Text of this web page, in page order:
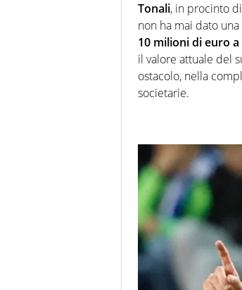
Tonali, in procinto
non ha mai dato
10 milioni di euro
il valore attuale del
ostacolo, nella
societarie.